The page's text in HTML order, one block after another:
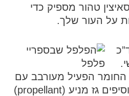
טהור מספיק כדי
על העור שלך.
הפעיל מעורבב עם
מים או שמן ולמיכל מוסיפים גז מניע (propellant)